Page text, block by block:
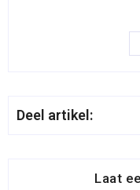
Deel artikel:
Laat